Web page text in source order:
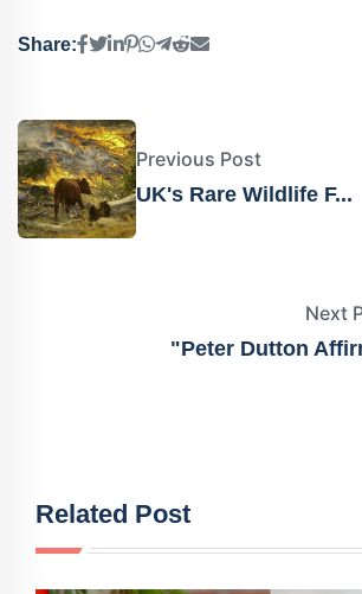
Share:
Previous Post
UK's Rare Wildlife F...
Next
"Peter Dutton
Related Post